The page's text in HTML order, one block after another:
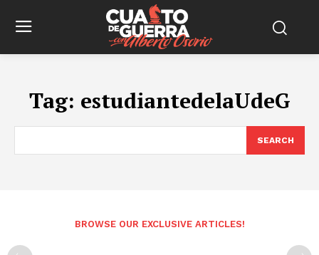
Tag: estudiantedelaUdeG
SEARCH
BROWSE OUR EXCLUSIVE ARTICLES!